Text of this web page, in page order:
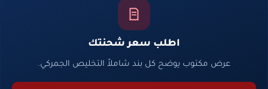
اطلب سعر شحنتك
عرض مكتوب يوضح كل بند شاملاً التخليص الجمركي.